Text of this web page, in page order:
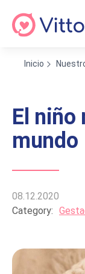
Inicio
El niño
mundo
08.12.2020
Category: